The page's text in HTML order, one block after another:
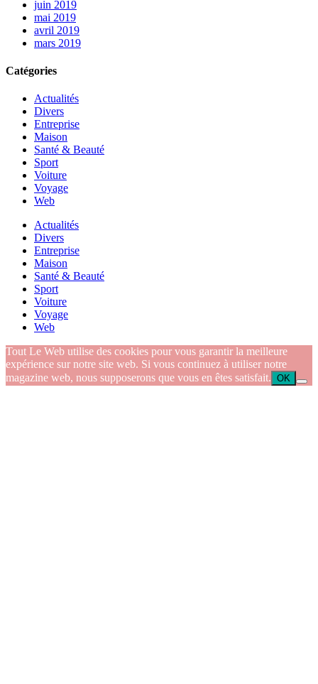
juin 2019
mai 2019
avril 2019
mars 2019
Catégories
Actualités
Divers
Entreprise
Maison
Santé & Beauté
Sport
Voiture
Voyage
Web
Actualités
Divers
Entreprise
Maison
Santé & Beauté
Sport
Voiture
Voyage
Web
Tout Le Web utilise des cookies pour vous garantir la meilleure
expérience sur notre site web. Si vous continuez à utiliser notre
magazine web, nous supposerons que vous en êtes satisfait. OK